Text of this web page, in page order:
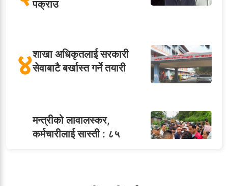
पक्राउ
४शाखा अधिकृतलाई सरकारी
सेवाबाटै बर्खास्त गर्ने तयारी
मन्त्रीको लावालस्कर,
कर्मचारीलाई सास्ती : ८५